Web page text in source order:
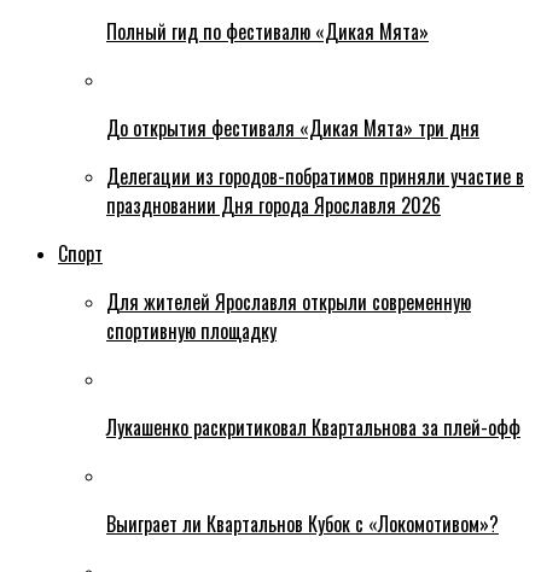
Полный гид по фестивалю «Дикая Мята»
До открытия фестиваля «Дикая Мята» три дня
Делегации из городов-побратимов приняли участие в
праздновании Дня города Ярославля 2026
Спорт
Для жителей Ярославля открыли современную
спортивную площадку
Лукашенко раскритиковал Квартальнова за плей-офф
Выиграет ли Квартальнов Кубок с «Локомотивом»?